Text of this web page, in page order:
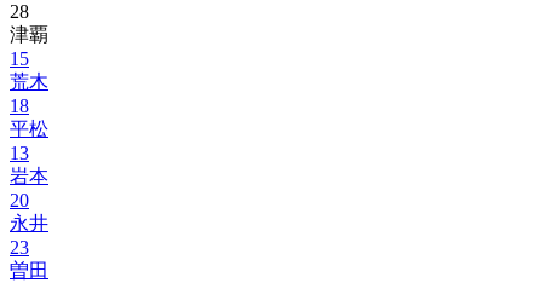
28
津覇
15
荒木
18
平松
13
岩本
20
永井
23
曽田